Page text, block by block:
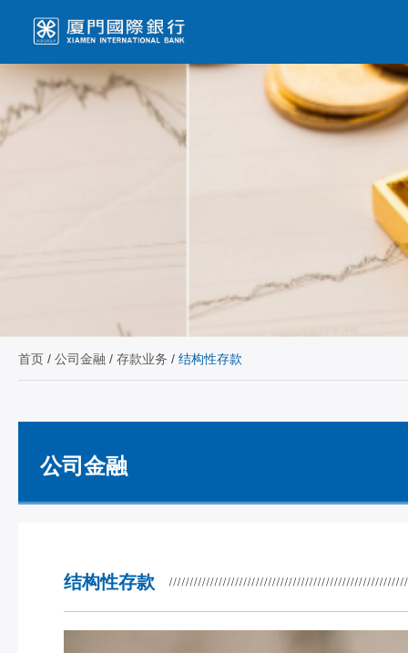
首页/ 公司金融 / 存款业务 / 结构性存款
公司金融
结构性存款